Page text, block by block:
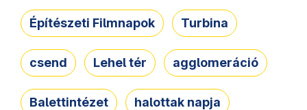
Építészeti Filmnapok Turbina
csend Lehel tér agglomeráció
Balettintézet halottak napja